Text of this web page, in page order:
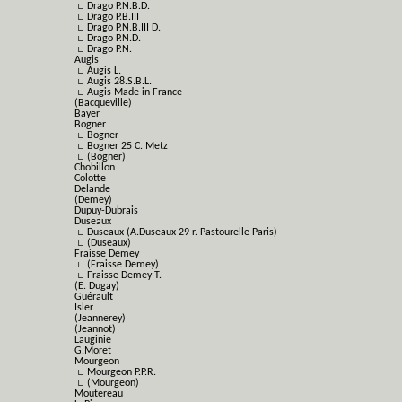
∟ Drago P.N.B.D.
∟ Drago P.B.III
∟ Drago P.N.B.III D.
∟ Drago P.N.D.
∟ Drago P.N.
Augis
∟ Augis L.
∟ Augis 28.S.B.L.
∟ Augis Made in France
(Bacqueville)
Bayer
Bogner
∟ Bogner
∟ Bogner 25 C. Metz
∟ (Bogner)
Chobillon
Colotte
Delande
(Demey)
Dupuy-Dubrais
Duseaux
∟ Duseaux (A.Duseaux 29 r. Pastourelle Paris)
∟ (Duseaux)
Fraisse Demey
∟ (Fraisse Demey)
∟ Fraisse Demey T.
(E. Dugay)
Guérault
Isler
(Jeannerey)
(Jeannot)
Lauginie
G.Moret
Mourgeon
∟ Mourgeon P.P.R.
∟ (Mourgeon)
Moutereau